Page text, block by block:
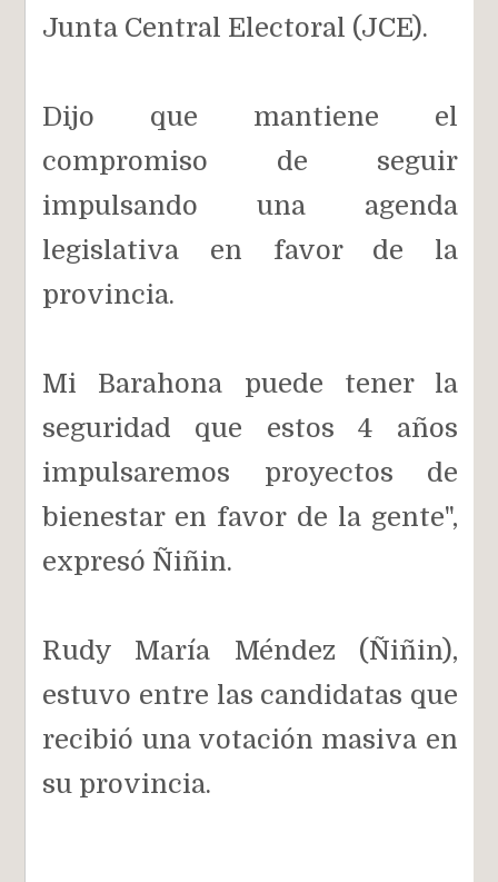
Junta Central Electoral (JCE).
Dijo que mantiene el
compromiso de seguir
impulsando una agenda
legislativa en favor de la
provincia.
Mi Barahona puede tener la
seguridad que estos 4 años
impulsaremos proyectos de
bienestar en favor de la gente",
expresó Ñiñin.
Rudy María Méndez (Ñiñin),
estuvo entre las candidatas que
recibió una votación masiva en
su provincia.